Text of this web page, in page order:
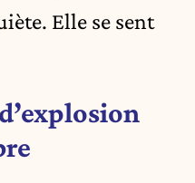
Elle se sent